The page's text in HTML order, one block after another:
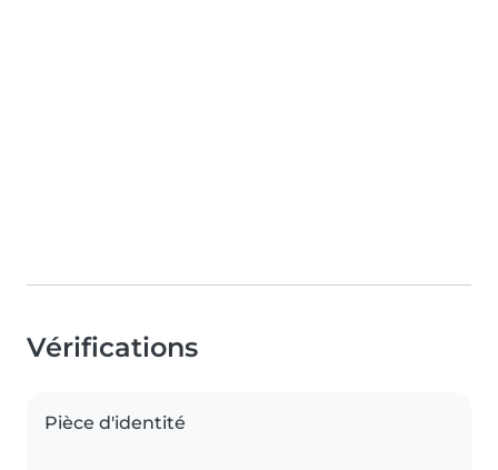
Vérifications
Pièce d'identité